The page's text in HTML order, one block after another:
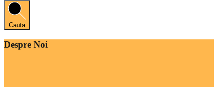
Cauta
Despre Noi